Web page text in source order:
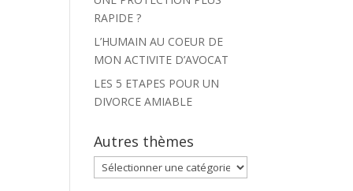
RAPIDE ?
L’HUMAIN AU COEUR DE
MON ACTIVITE D’AVOCAT
LES 5 ETAPES POUR UN
DIVORCE AMIABLE
Autres thèmes
Autres
thèmes